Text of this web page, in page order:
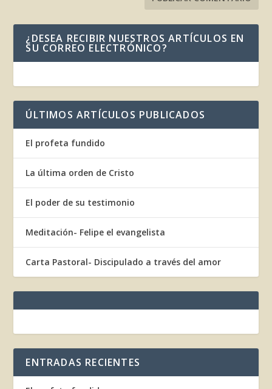
¿DESEA RECIBIR NUESTROS ARTÍCULOS EN
SU CORREO ELECTRÓNICO?
ÚLTIMOS ARTÍCULOS PUBLICADOS
El profeta fundido
La última orden de Cristo
El poder de su testimonio
Meditación- Felipe el evangelista
Carta Pastoral- Discipulado a través del amor
ENTRADAS RECIENTES